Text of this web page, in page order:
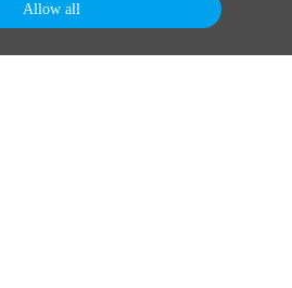
Allow all